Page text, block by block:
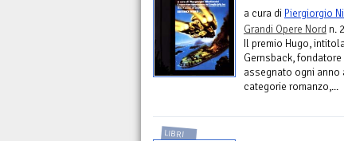
a cura di Piergiorgio
Grandi Opere Nord n.
Il premio Hugo,
Gernsback,
assegnato ogni
categorie romanzo,...
LIBRI